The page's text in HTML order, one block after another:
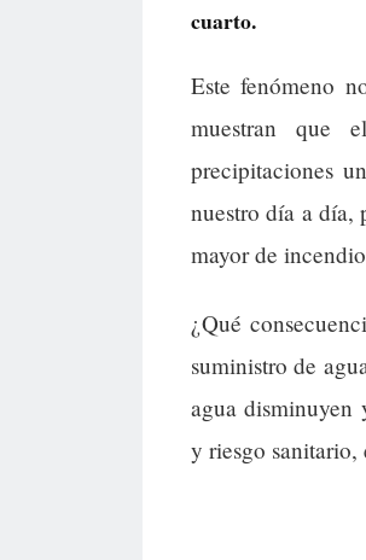
cuarto.
Este fenómeno
muestran que
precipitaciones
nuestro día a día,
mayor de
¿Qué
suministro de
agua disminuyen
y riesgo sanitario,